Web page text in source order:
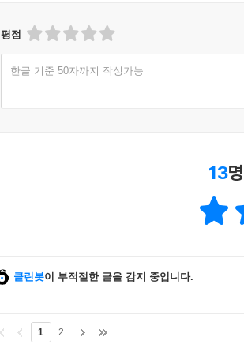
평점
한글 기준 50자까지 작성가능
13
클린봇이 부적절한 글을 감지 중입니다.
1 2